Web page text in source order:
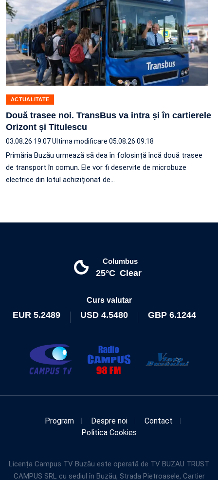
ACTUALITATE
Două trasee noi. TransBus va intra și în cartierele
Orizont și Titulescu
03.08.26 19:07Ultima modificare 05.08.26 09:18
Primăria Buzău urmează să dea în folosință încă două trasee
de transport în comun. Ele vor fi deservite de microbuze
electrice din lotul achiziționat de…
Columbus
25°C Clear
Curs valutar
EUR 5.2489 USD 4.5480 GBP 6.1244
Program Despre noi
Contact
Politica Cookies
Licența Campus TV Buzău este operată de TV BUZAU TRUST
CAMPUS SRL cu sediul în Buzău, Strada Pietroasele, Cartier